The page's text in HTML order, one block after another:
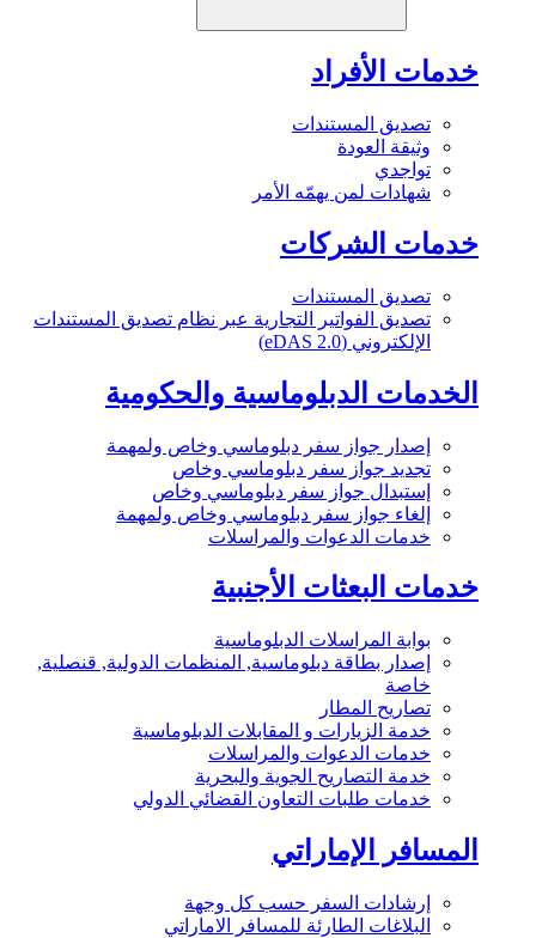
خدمات الأفراد
تصديق المستندات
وثيقة العودة
تواجدي
شهادات لمن يهمّه الأمر
خدمات الشركات
تصديق المستندات
تصديق الفواتير التجارية عبر نظام تصديق المستندات
الإلكتروني (eDAS 2.0)
الخدمات الدبلوماسية والحكومية
إصدار جواز سفر دبلوماسي وخاص ولمهمة
تجديد جواز سفر دبلوماسي وخاص
إستبدال جواز سفر دبلوماسي وخاص
إلغاء جواز سفر دبلوماسي وخاص ولمهمة
خدمات الدعوات والمراسلات
خدمات البعثات الأجنبية
بوابة المراسلات الدبلوماسية
إصدار بطاقة دبلوماسية, المنظمات الدولية, قنصلية,
خاصة
تصاريح المطار
خدمة الزيارات و المقابلات الدبلوماسية
خدمات الدعوات والمراسلات
خدمة التصاريح الجوية والبحرية
خدمات طلبات التعاون القضائي الدولي
المسافر الإماراتي
إرشادات السفر حسب كل وجهة
البلاغات الطارئة للمسافر الاماراتي